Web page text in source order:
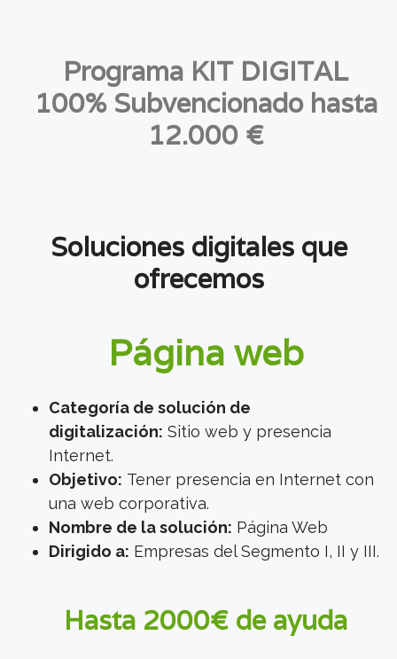
Programa KIT DIGITAL
100% Subvencionado hasta
12.000 €
Soluciones digitales que
ofrecemos
Página web
Categoría de solución de
digitalización: Sitio web y presencia
Internet.
Objetivo: Tener presencia en Internet con
una web corporativa.
Nombre de la solución: Página Web
Dirigido a: Empresas del Segmento I, II y III.
Hasta 2000€ de ayuda